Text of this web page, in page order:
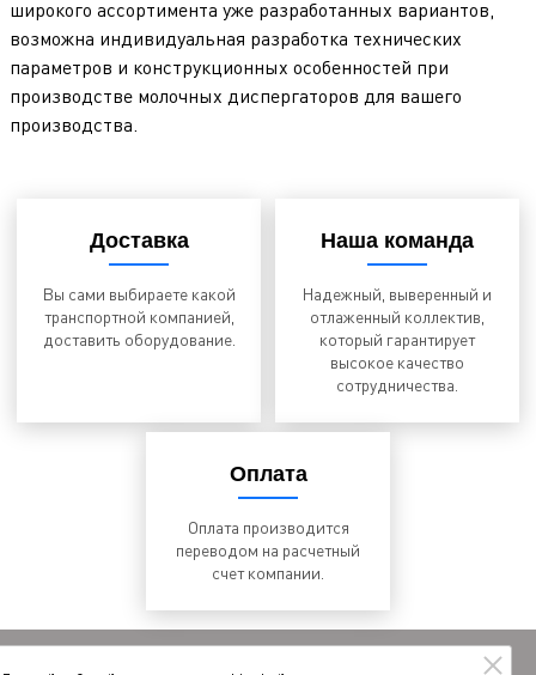
широкого ассортимента уже разработанных вариантов,
возможна индивидуальная разработка технических
параметров и конструкционных особенностей при
производстве молочных диспергаторов для вашего
производства.
Доставка
Вы сами выбираете какой
транспортной компанией,
доставить оборудование.
Наша команда
Надежный, выверенный и
отлаженный коллектив,
который гарантирует
высокое качество
сотрудничества.
Оплата
Оплата производится
переводом на расчетный
счет компании.